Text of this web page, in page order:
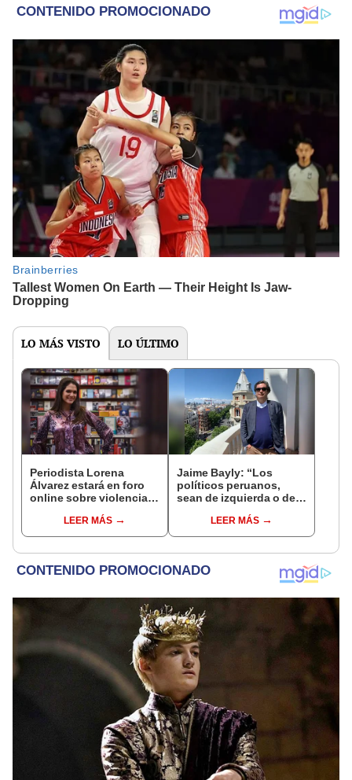
LO MÁS VISTO LO ÚLTIMO
Periodista Lorena
Álvarez estará en foro
online sobre violencia
LEER MÁS
Jaime Bayly: “Los
políticos peruanos,
sean de izquierda o de
encuentran la manera
de decepcionarte”
LEER MÁS